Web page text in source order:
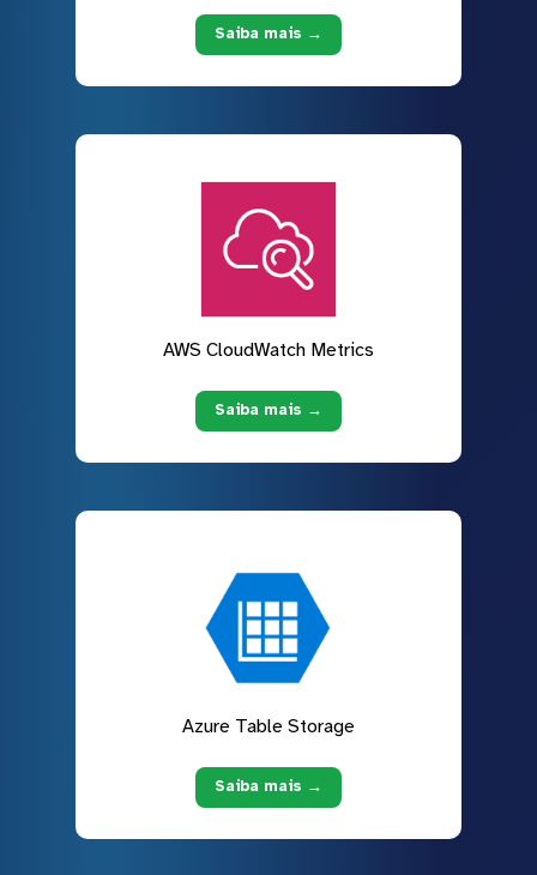
Saiba mais →
AWS CloudWatch Metrics
Saiba mais →
Azure Table Storage
Saiba mais →